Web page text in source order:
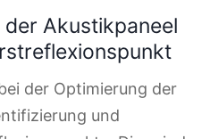
der Akustikpaneel
der Optimierung der
und